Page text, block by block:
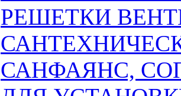
РЕШЕТКИ
САНФАЯНС,